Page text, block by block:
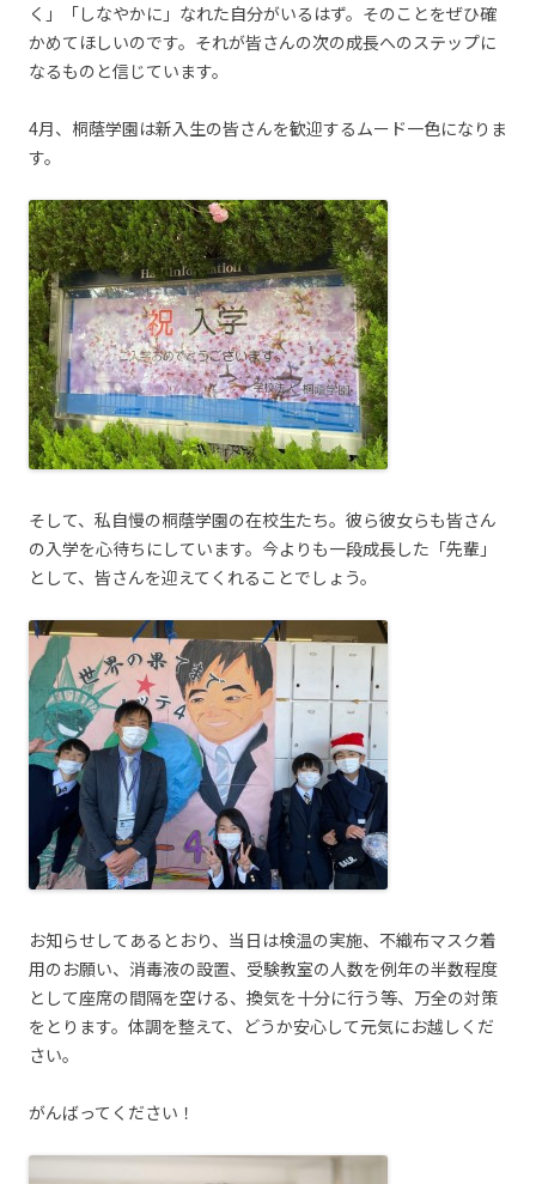
く」「しなやかに」なれた自分がいるはず。そのことをぜひ確
かめてほしいのです。それが皆さんの次の成長へのステップに
なるものと信じています。
4月、桐蔭学園は新入生の皆さんを歓迎するムード一色になりま
す。
そして、私自慢の桐蔭学園の在校生たち。彼ら彼女らも皆さん
の入学を心待ちにしています。今よりも一段成長した「先輩」
として、皆さんを迎えてくれることでしょう。
お知らせしてあるとおり、当日は検温の実施、不織布マスク着
用のお願い、消毒液の設置、受験教室の人数を例年の半数程度
として座席の間隔を空ける、換気を十分に行う等、万全の対策
をとります。体調を整えて、どうか安心して元気にお越しくだ
さい。
がんばってください！